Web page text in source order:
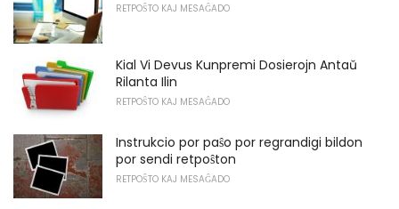
RETPOŜTO KAJ MESAĜADO
Kial Vi Devus Kunpremi Dosierojn Antaŭ
Rilanta Ilin
RETPOŜTO KAJ MESAĜADO
Instrukcio por paŝo por regrandigi bildon
por sendi retpoŝton
RETPOŜTO KAJ MESAĜADO